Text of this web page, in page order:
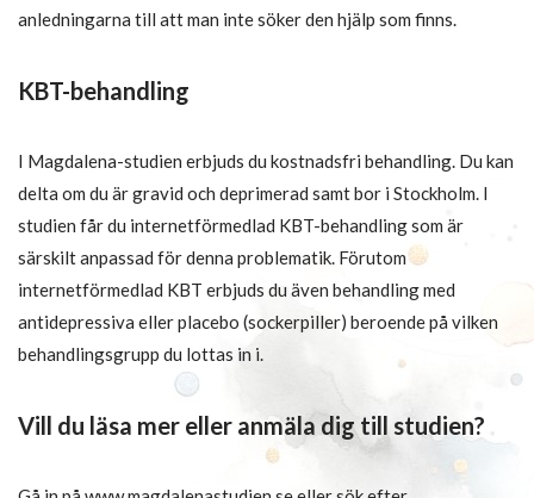
anledningarna till att man inte söker den hjälp som finns.
KBT-behandling
I Magdalena-studien erbjuds du kostnadsfri behandling. Du kan
delta om du är gravid och deprimerad samt bor i Stockholm. I
studien får du internetförmedlad KBT-behandling som är
särskilt anpassad för denna problematik. Förutom
internetförmedlad KBT erbjuds du även behandling med
antidepressiva eller placebo (sockerpiller) beroende på vilken
behandlingsgrupp du lottas in i.
Vill du läsa mer eller anmäla dig till studien?